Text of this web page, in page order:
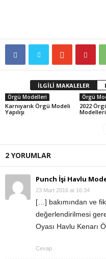
İLGİLİ MAKALELER
Örgü Modelleri
Karnıyarık Örgü Modeli
Yapılışı
Örgü
2022
Modelleri
2 YORUMLAR
Punch İşi Havlu
23 Mart 2016 at 16:34
[…] bakımından ve
değerlendirilmesi
Oyası Havlu Kenarı
Cevap